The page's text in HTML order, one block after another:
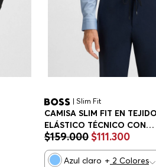
| Slim Fit
CAMISA SLIM FIT EN TEJIDO
ELÁSTICO TÉCNICO CON
ESTRUCTURA CAMISA SLIM
HOMBRE
$159.000 $111.300
Azul claro + 2 Colores